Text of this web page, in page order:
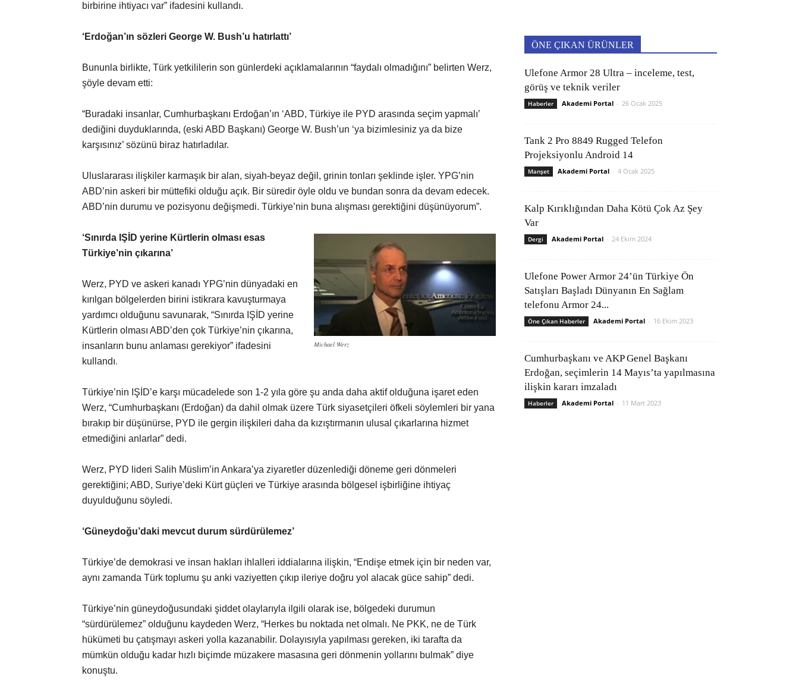
birbirine ihtiyacı var” ifadesini kullandı.
‘Erdoğan’ın sözleri George W. Bush’u hatırlattı’
Bununla birlikte, Türk yetkililerin son günlerdeki açıklamalarının “faydalı olmadığını” belirten Werz,
şöyle devam etti:
“Buradaki insanlar, Cumhurbaşkanı Erdoğan’ın ‘ABD, Türkiye ile PYD arasında seçim yapmalı’
dediğini duyduklarında, (eski ABD Başkanı) George W. Bush’un ‘ya bizimlesiniz ya da bize
karşısınız’ sözünü biraz hatırladılar.
Uluslararası ilişkiler karmaşık bir alan, siyah-beyaz değil, grinin tonları şeklinde işler. YPG’nin
ABD’nin askeri bir müttefiki olduğu açık. Bir süredir öyle oldu ve bundan sonra da devam edecek.
ABD’nin durumu ve pozisyonu değişmedi. Türkiye’nin buna alışması gerektiğini düşünüyorum”.
Michael Werz
‘Sınırda IŞİD yerine Kürtlerin olması esas
Türkiye’nin çıkarına’
Werz, PYD ve askeri kanadı YPG’nin dünyadaki en
kırılgan bölgelerden birini istikrara kavuşturmaya
yardımcı olduğunu savunarak, “Sınırda IŞİD yerine
Kürtlerin olması ABD’den çok Türkiye’nin çıkarına,
insanların bunu anlaması gerekiyor” ifadesini
kullandı.
Türkiye’nin IŞİD’e karşı mücadelede son 1-2 yıla göre şu anda daha aktif olduğuna işaret eden
Werz, “Cumhurbaşkanı (Erdoğan) da dahil olmak üzere Türk siyasetçileri öfkeli söylemleri bir yana
bırakıp bir düşünürse, PYD ile gergin ilişkileri daha da kızıştırmanın ulusal çıkarlarına hizmet
etmediğini anlarlar” dedi.
Werz, PYD lideri Salih Müslim’in Ankara’ya ziyaretler düzenlediği döneme geri dönmeleri
gerektiğini; ABD, Suriye’deki Kürt güçleri ve Türkiye arasında bölgesel işbirliğine ihtiyaç
duyulduğunu söyledi.
‘Güneydoğu’daki mevcut durum sürdürülemez’
Türkiye’de demokrasi ve insan hakları ihlalleri iddialarına ilişkin, “Endişe etmek için bir neden var,
aynı zamanda Türk toplumu şu anki vaziyetten çıkıp ileriye doğru yol alacak güce sahip” dedi.
Türkiye’nin güneydoğusundaki şiddet olaylarıyla ilgili olarak ise, bölgedeki durumun
“sürdürülemez” olduğunu kaydeden Werz, “Herkes bu noktada net olmalı. Ne PKK, ne de Türk
hükümeti bu çatışmayı askeri yolla kazanabilir. Dolayısıyla yapılması gereken, iki tarafta da
mümkün olduğu kadar hızlı biçimde müzakere masasına geri dönmenin yollarını bulmak” diye
konuştu.
ÖNE ÇIKAN ÜRÜNLER
Ulefone Armor 28 Ultra – inceleme, test,
görüş ve teknik veriler
Haberler Akademi Portal - 26 Ocak 2025
Tank 2 Pro 8849 Rugged Telefon
Projeksiyonlu Android 14
Manşet Akademi Portal - 4 Ocak 2025
Kalp Kırıklığından Daha Kötü Çok Az Şey
Var
Dergi Akademi Portal - 24 Ekim 2024
Ulefone Power Armor 24’ün Türkiye Ön
Satışları Başladı Dünyanın En Sağlam
telefonu Armor 24...
Öne Çıkan Haberler Akademi Portal - 16 Ekim 2023
Cumhurbaşkanı ve AKP Genel Başkanı
Erdoğan, seçimlerin 14 Mayıs’ta yapılmasına
ilişkin kararı imzaladı
Haberler Akademi Portal - 11 Mart 2023